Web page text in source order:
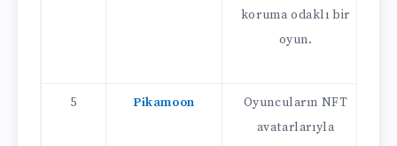
koruma odaklı bir
oyun.
5 Pikamoon
Oyuncuların NFT
avatarlarıyla